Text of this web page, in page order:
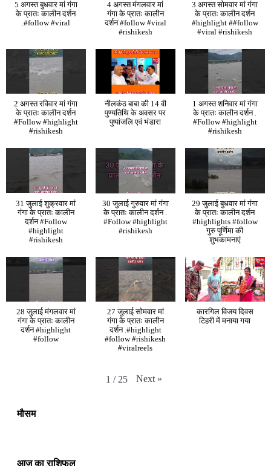
5 अगस्त बुधवार मां गंगा
के प्रातः कालीन दर्शन
.#follow #viral
4 अगस्त मंगलवार मां
गंगा के प्रातः कालीन
दर्शन #follow #viral
#rishikesh
3 अगस्त सोमवार मां गंगा
के प्रातः कालीन दर्शन
#highlight ##follow
#viral #rishikesh
2 अगस्त रविवार मां गंगा
के प्रातः कालीन दर्शन
#Follow #highlight
#rishikesh
नीलकंठ बाबा की 14 वी
पुण्यतिथि के अवसर पर
पुष्पांजलि एवं भंडारा
1 अगस्त शनिवार मां गंगा
के प्रातः कालीन दर्शन .
#Follow #highlight
#rishikesh
31 जुलाई शुक्रवार मां
गंगा के प्रातः कालीन
दर्शन #Follow
#highlight
#rishikesh
30 जुलाई गुरुवार मां गंगा
के प्रातः कालीन दर्शन .
#Follow #highlight
#rishikesh
29 जुलाई बुधवार मां गंगा
के प्रातः कालीन दर्शन
#highlights #follow
गुरु पूर्णिमा की
शुभकामनाएं
28 जुलाई मंगलवार मां
गंगा के प्रातः कालीन
दर्शन #highlight
#follow
27 जुलाई सोमवार मां
गंगा के प्रातः कालीन
दर्शन .#highlight
#follow #rishikesh
#viralreels
कारगिल विजय दिवस
टिहरी में मनाया गया
1 / 25 Next »
मौसम
आज का राशिफल